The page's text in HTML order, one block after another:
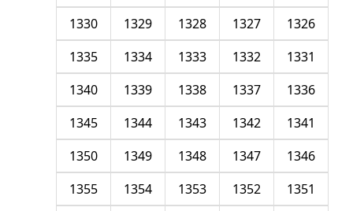
1326
1327
1328
1329
1330
1331
1332
1333
1334
1335
1336
1337
1338
1339
1340
1341
1342
1343
1344
1345
1346
1347
1348
1349
1350
1351
1352
1353
1354
1355